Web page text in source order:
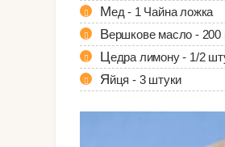
Мед - 1 Чайна ложка
Вершкове масло - 200
Цедра лимону - 1/2
Яйця - 3 штуки